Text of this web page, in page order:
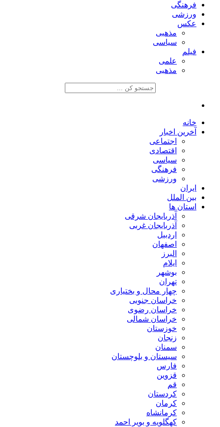
فرهنگی
ورزشی
عکس
مذهبی
سیاسی
فیلم
علمی
مذهبی
خانه
آخرین اخبار
اجتماعی
اقتصادی
سیاسی
فرهنگی
ورزشی
ایران
بین الملل
استان ها
آذربایجان شرقی
آذربایجان غربی
اردبیل
اصفهان
البرز
ایلام
بوشهر
تهران
چهار محال و بختیاری
خراسان جنوبی
خراسان رضوی
خراسان شمالی
خوزستان
زنجان
سمنان
سیستان و بلوچستان
فارس
قزوین
قم
کردستان
کرمان
کرمانشاه
کهگلویه و بویر احمد